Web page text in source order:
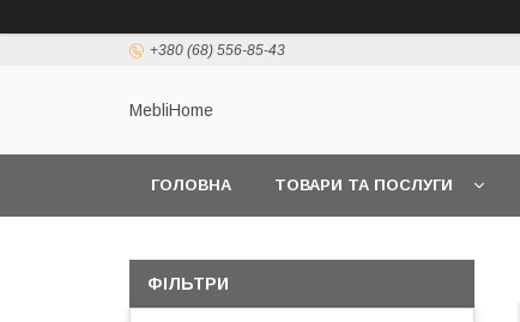
+380 (68) 556-85-43
MebliHome
ГОЛОВНА ТОВАРИ ТА ПОСЛУГИ
ФІЛЬТРИ